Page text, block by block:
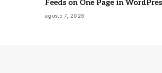
Feeds on One Page in
agosto 7, 2026